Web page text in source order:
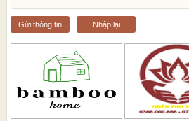
Gửi thông tin Nhập lại